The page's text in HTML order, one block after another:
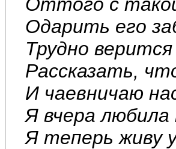
Одарить его
Трудно
Рассказать,
И чаевничаю
Я вчера любила
Я теперь живу